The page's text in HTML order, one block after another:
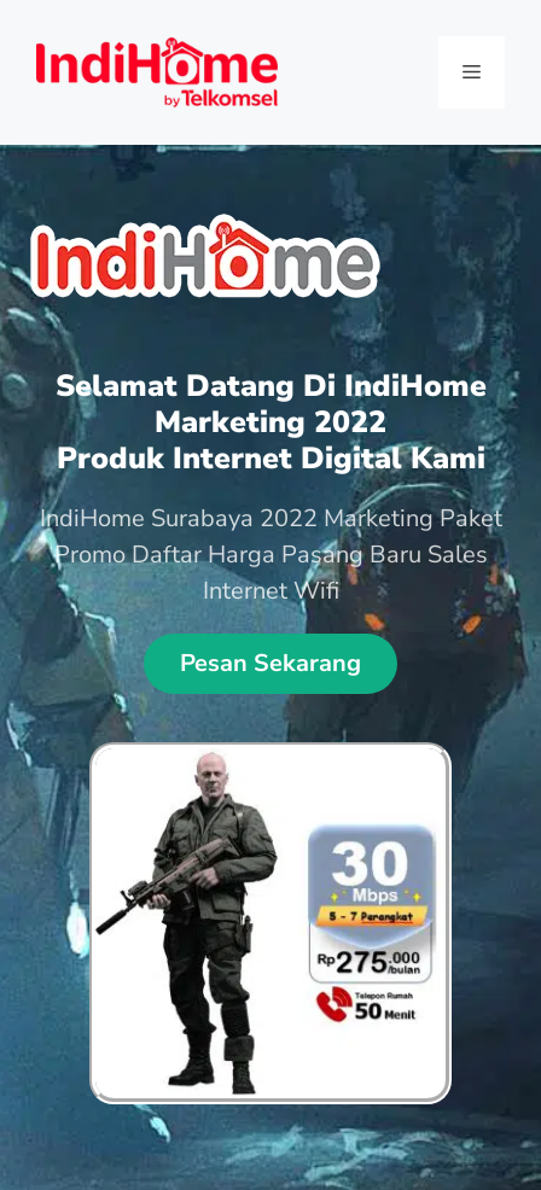
Selamat Datang Di IndiHome
Marketing 2022
Produk Internet Digital Kami
IndiHome Surabaya 2022 Marketing Paket
Promo Daftar Harga Pasang Baru Sales
Internet Wifi
Pesan Sekarang